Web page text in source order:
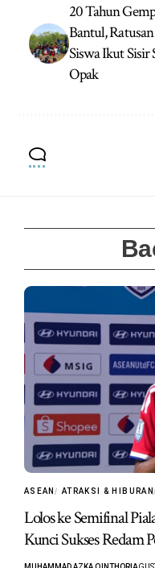
20 Tahun
Bantul, Ratusan
Siswa Ikut Sisir
Opak
ASEAN ATRAKSI & HIBURAN
Lolos ke Semifinal
Kunci Sukses Redam